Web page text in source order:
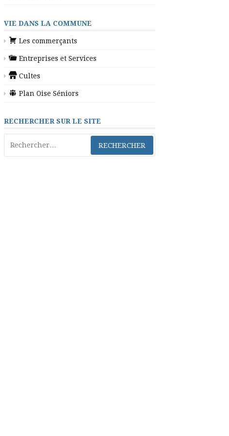
VIE DANS LA COMMUNE
Les commerçants
Entreprises et Services
Cultes
Plan Oise Séniors
RECHERCHER SUR LE SITE